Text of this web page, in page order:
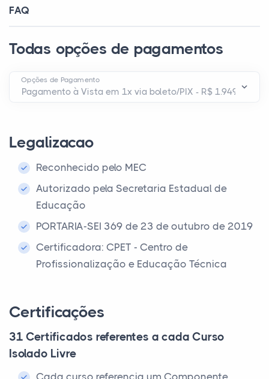
FAQ
Todas opções de pagamentos
Opções de Pagamento
Legalizacao
Reconhecido pelo MEC
Autorizado pela Secretaria Estadual de
Educação
PORTARIA-SEI 369 de 23 de outubro de 2019
Certificadora: CPET - Centro de
Profissionalização e Educação Técnica
Certificações
31 Certificados referentes a cada Curso
Isolado Livre